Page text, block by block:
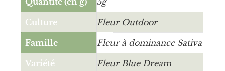
Culture Fleur Outdoor
Famille Fleur à dominance Sativa
Variété Fleur Blue Dream